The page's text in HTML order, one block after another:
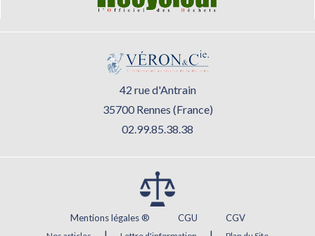
Mentions légales ® CGU CGV
42 rue d'Antrain
35700 Rennes (France)
02.99.85.38.38